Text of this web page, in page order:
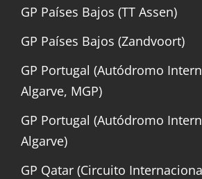
GP Países Bajos (TT Assen)
GP Países Bajos (Zandvoort)
GP Portugal (Autódromo
Algarve, MGP)
GP Portugal (Autódromo
Algarve)
GP Qatar (Circuito